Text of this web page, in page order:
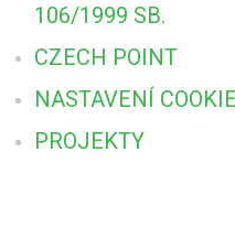
106/1999 SB.
CZECH POINT
NASTAVENÍ
PROJEKTY